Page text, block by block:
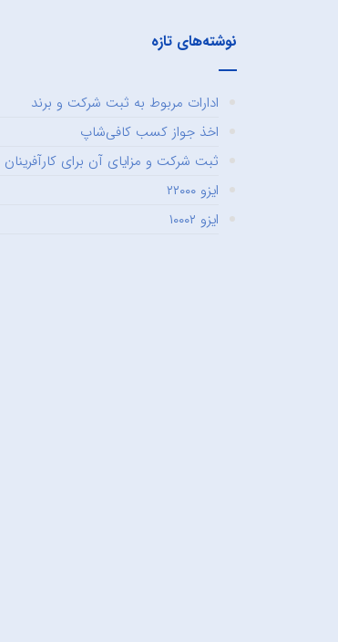
نوشته‌های تازه
ادارات مربوط به ثبت شرکت و برند
اخذ جواز کسب کافی‌شاپ
ثبت شرکت و مزایای آن برای کارآفرینان
ایزو ۲۲۰۰۰
ایزو ۱۰۰۰۲